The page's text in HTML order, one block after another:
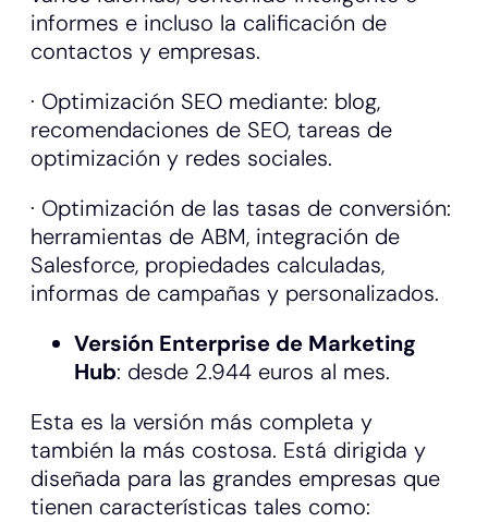
informes e incluso la calificación de
contactos y empresas.
· Optimización SEO mediante: blog,
recomendaciones de SEO, tareas de
optimización y redes sociales.
· Optimización de las tasas de conversión:
herramientas de ABM, integración de
Salesforce, propiedades calculadas,
informas de campañas y personalizados.
Versión Enterprise de Marketing
Hub: desde 2.944 euros al mes.
Esta es la versión más completa y
también la más costosa. Está dirigida y
diseñada para las grandes empresas que
tienen características tales como: